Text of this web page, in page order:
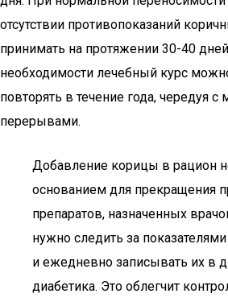
отсутствии противопоказаний
принимать на протяжении 30-40
необходимости лечебный курс
повторять в течение года, чередуя
перерывами.
Добавление корицы в рацион
основанием для прекращения
препаратов, назначенных
нужно следить за
и ежедневно записывать их в
диабетика. Это облегчит